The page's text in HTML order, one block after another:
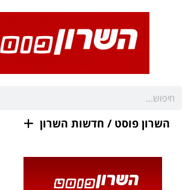
השרון פוסט / חדשות השרון